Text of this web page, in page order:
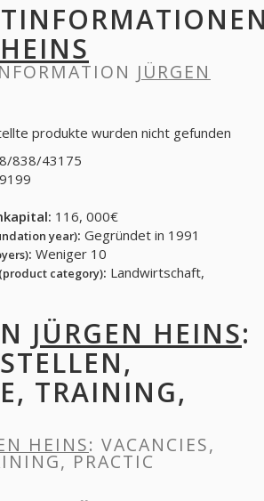
JÜRGEN
produkte wurden nicht gefunden
838/43175
116, 000€
year): Gegründet in 1991
: Weniger 10
(product category): Landwirtschaft,
JÜRGEN HEINS:
TRAINING,
HEINS: VACANCIES,
PRACTIC